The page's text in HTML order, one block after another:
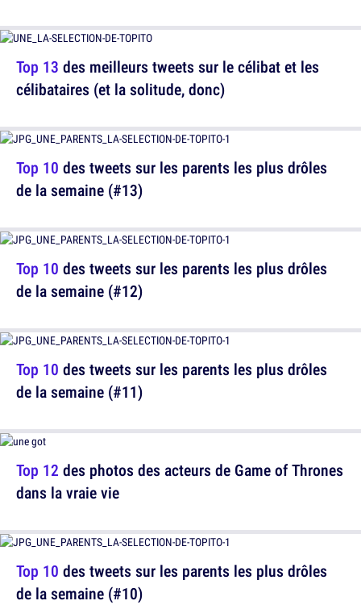
Top 10 des tweets sur les parents les plus drôles
de la semaine (#13)
Top 10 des tweets sur les parents les plus drôles
de la semaine (#11)
Top 10 des tweets sur les parents les plus drôles
de la semaine (#10)
Top 13 des meilleurs tweets sur le célibat et les
célibataires (et la solitude, donc)
Top 10 des tweets sur les parents les plus drôles
de la semaine (#12)
Top 12 des photos des acteurs de Game of Thrones
dans la vraie vie